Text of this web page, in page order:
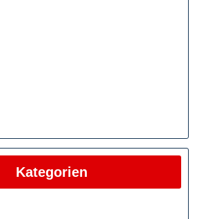
Kategorien